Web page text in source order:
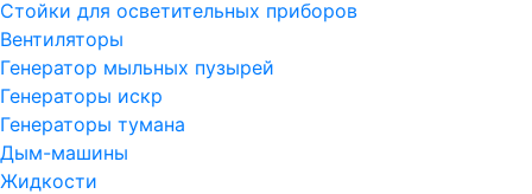
Стойки для осветительных приборов
Вентиляторы
Генератор мыльных пузырей
Генераторы искр
Генераторы тумана
Дым-машины
Жидкости